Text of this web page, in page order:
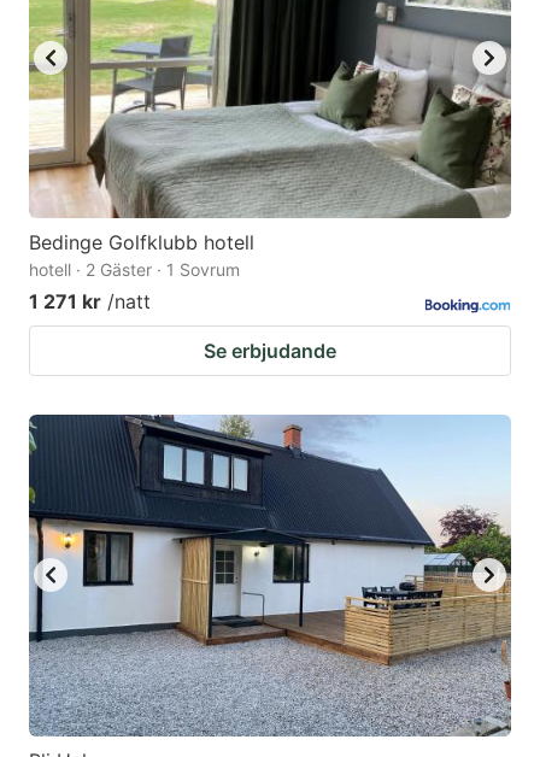
Bedinge Golfklubb hotell
hotell · 2 Gäster · 1 Sovrum
1 271 kr /natt
Se erbjudande